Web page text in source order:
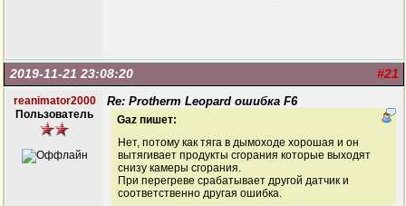
#21
2019-11-21 23:08:20
reanimator2000
Пользователь
Re: Protherm Leopard ошибка F6
Gaz пишет:
Нет, потому как тяга в дымоходе хорошая и он
вытягивает продукты сгорания которые выходят
снизу камеры сгорания.
При перегреве срабатывает другой датчик и
соответственно другая ошибка.